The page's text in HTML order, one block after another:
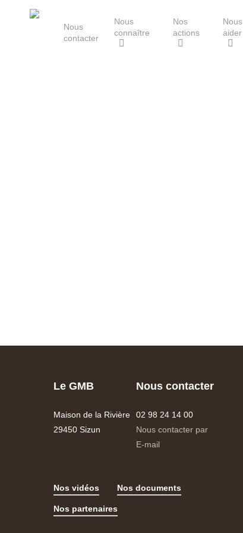
Nous
contacter
Nous
connaître
Nos
actions
Nous
aider
Le GMB
Maison de la Rivière
29450 Sizun
Nous contacter
02 98 24 14 00
Nous contacter par
E-mail
Nos vidéos Nos documents
Nos partenaires